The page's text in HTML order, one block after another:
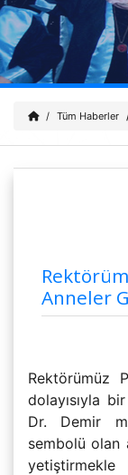
Tüm Haberler
Anneler
Rektörümüz
dolayısıyla
Dr. Demir
sembolü olan
yetiştirmekle